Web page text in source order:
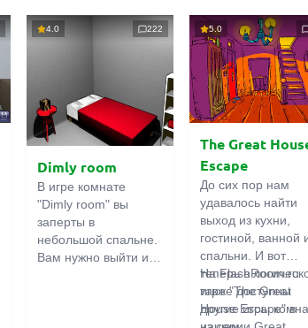
4.0 222
Dimly room
В игре комнате
"Dimly room" вы
заперты в
небольшой спальне.
Вам нужно выйти из
5.0
The Great
Escape
До сих пор нам
удавалось найти
выход из кухни,
гостиной, ванной
спальни. И вот
теперь в
игре "The Great
House Escape" в
На FlashRoom.ru
также доступны
другие игры